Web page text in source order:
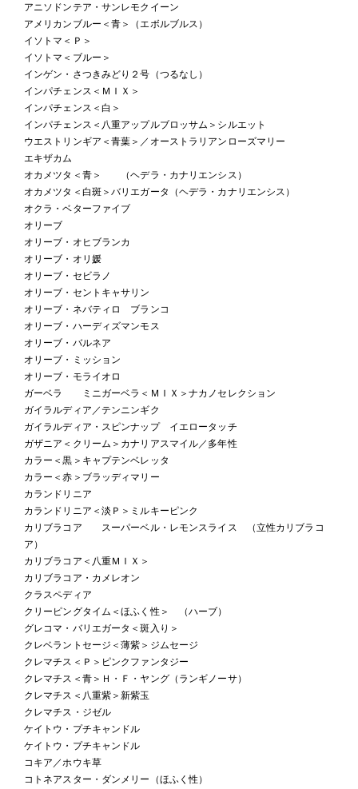
アニソドンテア・サンレモクイーン
アメリカンブルー＜青＞（エボルブルス）
イソトマ＜Ｐ＞
イソトマ＜ブルー＞
インゲン・さつきみどり２号（つるなし）
インパチェンス＜ＭＩＸ＞
インパチェンス＜白＞
インパチェンス＜八重アップルブロッサム＞シルエット
ウエストリンギア＜青葉＞／オーストラリアンローズマリー
エキザカム
オカメツタ＜青＞ （ヘデラ・カナリエンシス）
オカメツタ＜白斑＞バリエガータ（ヘデラ・カナリエンシス）
オクラ・ベターファイブ
オリーブ
オリーブ・オヒブランカ
オリーブ・オリ媛
オリーブ・セビラノ
オリーブ・セントキャサリン
オリーブ・ネバティロ ブランコ
オリーブ・ハーディズマンモス
オリーブ・バルネア
オリーブ・ミッション
オリーブ・モライオロ
ガーベラ ミニガーベラ＜ＭＩＸ＞ナカノセレクション
ガイラルディア／テンニンギク
ガイラルディア・スピンナップ イエロータッチ
ガザニア＜クリーム＞カナリアスマイル／多年性
カラー＜黒＞キャプテンベレッタ
カラー＜赤＞ブラッディマリー
カランドリニア
カランドリニア＜淡Ｐ＞ミルキーピンク
カリブラコア スーパーベル・レモンスライス （立性カリブラコ
ア）
カリブラコア＜八重ＭＩＸ＞
カリブラコア・カメレオン
クラスペディア
クリーピングタイム＜ほふく性＞ （ハーブ）
グレコマ・バリエガータ＜斑入り＞
クレベラントセージ＜薄紫＞ジムセージ
クレマチス＜Ｐ＞ピンクファンタジー
クレマチス＜青＞Ｈ・Ｆ・ヤング（ランギノーサ）
クレマチス＜八重紫＞新紫玉
クレマチス・ジゼル
ケイトウ・プチキャンドル
ケイトウ・プチキャンドル
コキア／ホウキ草
コトネアスター・ダンメリー（ほふく性）